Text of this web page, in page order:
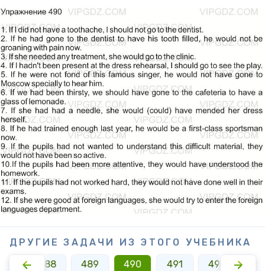
ДРУГИЕ ЗАДАЧИ ИЗ ЭТОГО УЧЕБНИКА
488 489 490 491 492